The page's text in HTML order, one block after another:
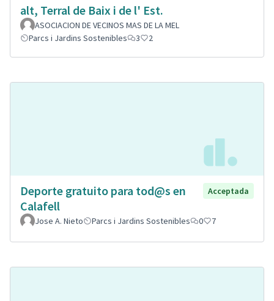
alt, Terral de Baix i de l' Est.
ASOCIACION DE VECINOS MAS DE LA MEL
Parcs i Jardins Sostenibles
3 2
Deporte gratuito para tod@s en
Calafell
Acceptada
Jose A. Nieto Parcs i Jardins Sostenibles 0 7